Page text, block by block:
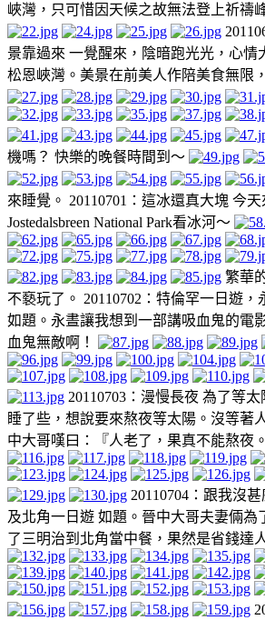
峽灣，只可惜因天候之故無法登上祈禱
景靠過來 一覺醒來，陰暗跑光光，心情
松恩峽灣。美景在前美人作陪美食無限
機嗎？ 快樂的晚餐時間到～
來睡覺。 20110701：這冰還真大塊 今
Jostedalsbreen National Park看冰河～
繁華
不褻玩了。 20110702：特倫罕一日遊
如題。永晝讓我想到一部講吸血鬼的電
血鬼無敵啊！
20110703：漫慢長夜 為了等
睡了些，想說要來熬夜等太陽。沒等著
中大哥嘆曰：『人老了，果真不能熬夜
20110704：跟我沒
及北角一日遊 如題。晉中大哥夫妻倆為
了三明治到北角當中餐，果然是省錢達